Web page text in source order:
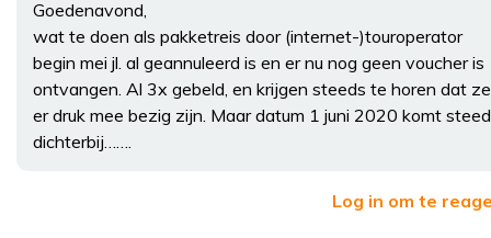
Goedenavond,
wat te doen als pakketreis door (internet-)touroperator
begin mei jl. al geannuleerd is en er nu nog geen voucher is
ontvangen. Al 3x gebeld, en krijgen steeds te horen dat ze
er druk mee bezig zijn. Maar datum 1 juni 2020 komt
dichterbij…….
Log in om te